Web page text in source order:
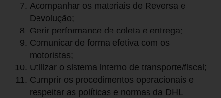
Acompanhar os materiais de Reversa e
Devolução;
Gerir performance de coleta e entrega;
Comunicar de forma efetiva com os
motoristas;
Utilizar o sistema interno de transporte/fiscal;
Cumprir os procedimentos operacionais e
respeitar as políticas e normas da DHL